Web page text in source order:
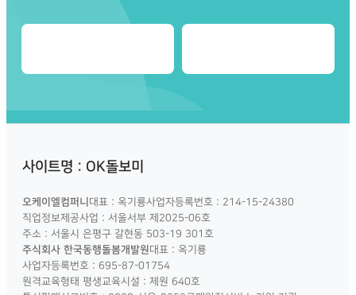
사이트명 : OK돌보미
오케이엘컴퍼니 대표 : 옥기룡사업자등록번호 : 214-15-24380
직업정보제공사업 : 서울서부 제2025-06호
주소 : 서울시 은평구 갈현동 503-19 301호
주식회사 한국동행돌봄개발원 대표 : 옥기룡
사업자등록번호 : 695-87-01754
원격교육형태 평생교육시설 : 제원 640호